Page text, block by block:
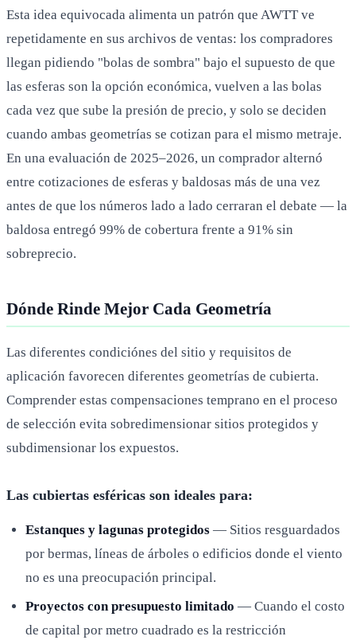
Esta idea equivocada alimenta un patrón que AWTT ve
repetidamente en sus archivos de ventas: los compradores
llegan pidiendo "bolas de sombra" bajo el supuesto de que
las esferas son la opción económica, vuelven a las bolas
cada vez que sube la presión de precio, y solo se deciden
cuando ambas geometrías se cotizan para el mismo metraje.
En una evaluación de 2025–2026, un comprador alternó
entre cotizaciones de esferas y baldosas más de una vez
antes de que los números lado a lado cerraran el debate — la
baldosa entregó 99% de cobertura frente a 91% sin
sobreprecio.
Dónde Rinde Mejor Cada Geometría
Las diferentes condiciónes del sitio y requisitos de
aplicación favorecen diferentes geometrías de cubierta.
Comprender estas compensaciones temprano en el proceso
de selección evita sobredimensionar sitios protegidos y
subdimensionar los expuestos.
Las cubiertas esféricas son ideales para:
Estanques y lagunas protegidos — Sitios resguardados
por bermas, líneas de árboles o edificios donde el viento
no es una preocupación principal.
Proyectos con presupuesto limitado — Cuando el costo
de capital por metro cuadrado es la restricción